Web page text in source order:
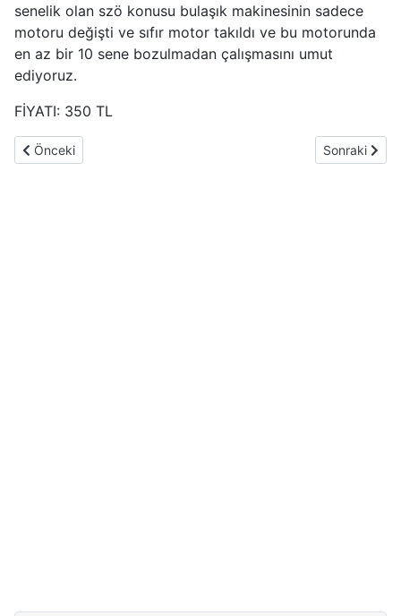
senelik olan szö konusu bulaşık makinesinin sadece
motoru değişti ve sıfır motor takıldı ve bu motorunda
en az bir 10 sene bozulmadan çalışmasını umut
ediyoruz.
FİYATI: 350 TL
Önceki makale: Spot Samsung Toz Torbasız Süpürge
Önceki Sonraki
Sonraki